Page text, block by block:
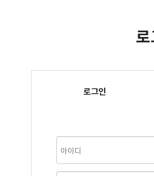
로
로그인